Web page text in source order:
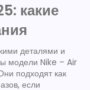
какие
деталями и
модели Nike – Air
подходят как
если